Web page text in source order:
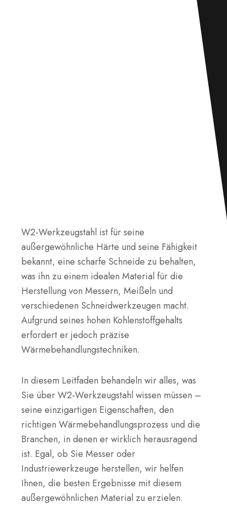
W2-Werkzeugstahl ist für seine
außergewöhnliche Härte und seine Fähigkeit
bekannt, eine scharfe Schneide zu behalten,
was ihn zu einem idealen Material für die
Herstellung von Messern, Meißeln und
verschiedenen Schneidwerkzeugen macht.
Aufgrund seines hohen Kohlenstoffgehalts
erfordert er jedoch präzise
Wärmebehandlungstechniken.
In diesem Leitfaden behandeln wir alles, was
Sie über W2-Werkzeugstahl wissen müssen –
seine einzigartigen Eigenschaften, den
richtigen Wärmebehandlungsprozess und die
Branchen, in denen er wirklich herausragend
ist. Egal, ob Sie Messer oder
Industriewerkzeuge herstellen, wir helfen
Ihnen, die besten Ergebnisse mit diesem
außergewöhnlichen Material zu erzielen.